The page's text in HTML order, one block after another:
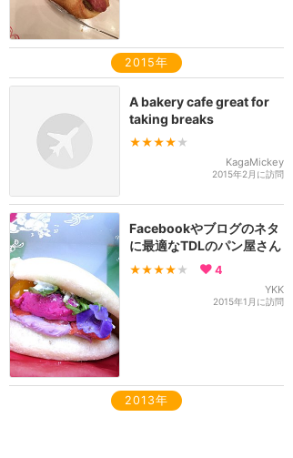
2015年
A bakery cafe great for
taking breaks
★★★★ ★
KagaMickey
2015年2月に訪問
Facebookやブログのネタ
に最適なTDLのパン屋さん
★★★★ ★ 4
YKK
2015年1月に訪問
2013年